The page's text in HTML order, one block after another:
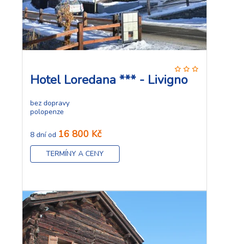
Hotel Loredana *** - Livigno
bez dopravy
polopenze
8 dní od 16 800 Kč
TERMÍNY A CENY